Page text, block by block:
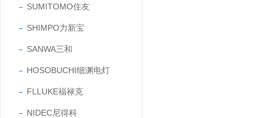
SUMITOMO住友
SHIMPO力新宝
SANWA三和
HOSOBUCHI细渊电灯
FLLUKE福禄克
NIDEC尼得科